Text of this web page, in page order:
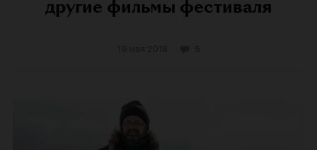
другие фильмы фестиваля